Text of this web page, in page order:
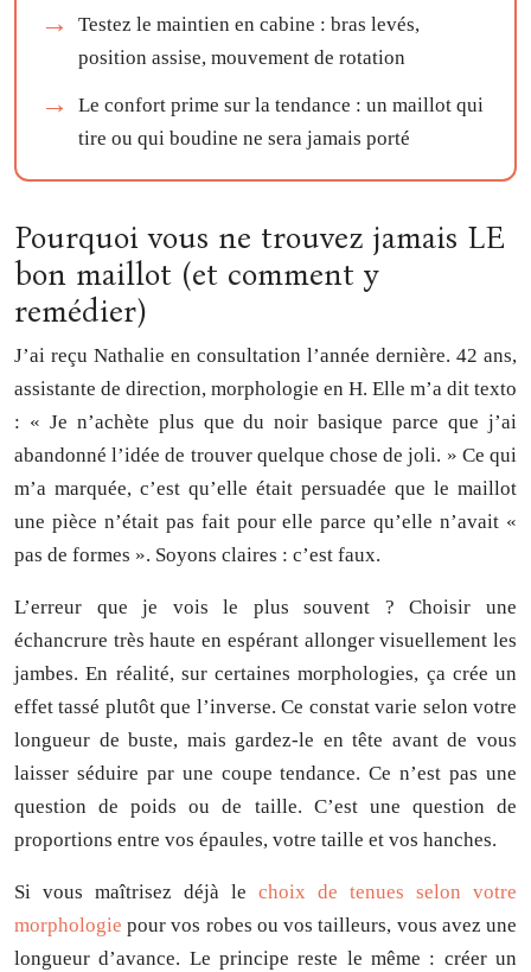
Testez le maintien en cabine : bras levés,
position assise, mouvement de rotation
Le confort prime sur la tendance : un maillot qui
tire ou qui boudine ne sera jamais porté
Pourquoi vous ne trouvez jamais LE
bon maillot (et comment y
remédier)
J’ai reçu Nathalie en consultation l’année dernière. 42 ans,
assistante de direction, morphologie en H. Elle m’a dit texto
: « Je n’achète plus que du noir basique parce que j’ai
abandonné l’idée de trouver quelque chose de joli. » Ce qui
m’a marquée, c’est qu’elle était persuadée que le maillot
une pièce n’était pas fait pour elle parce qu’elle n’avait «
pas de formes ». Soyons claires : c’est faux.
L’erreur que je vois le plus souvent ? Choisir une
échancrure très haute en espérant allonger visuellement les
jambes. En réalité, sur certaines morphologies, ça crée un
effet tassé plutôt que l’inverse. Ce constat varie selon votre
longueur de buste, mais gardez-le en tête avant de vous
laisser séduire par une coupe tendance. Ce n’est pas une
question de poids ou de taille. C’est une question de
proportions entre vos épaules, votre taille et vos hanches.
Si vous maîtrisez déjà le choix de tenues selon votre
morphologie pour vos robes ou vos tailleurs, vous avez une
longueur d’avance. Le principe reste le même : créer un